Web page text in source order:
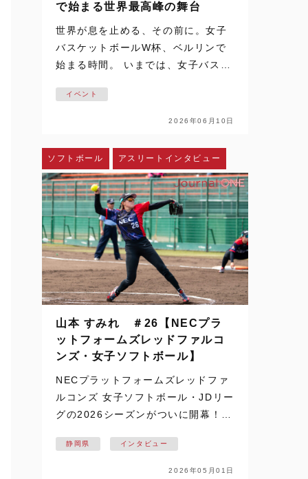
で始まる世界最高峰の舞台
世界が息を止める、その前に。女子
バスケットボールW杯、ベルリンで
始まる時間。 いまでは、女子バスケ
配信、SNSを通じて日常の風景にな
った。ハイライトや切り取られた一
る。さらに、時差のある国か…
イベント
2026年06月10日
ソフトボール アスリートインタビュー
山本 すみれ ＃26【NECプラ
ットフォームズレッドファルコ
ンズ・女子ソフトボール】
NECプラットフォームズレッドファ
ルコンズ 女子ソフトボール・JDリー
グの2026シーズンがついに開幕！！
の日本一を目指す【NECプラットフ
ォームズレッドファルコンズ】の戦
静岡県 インタビュー
2026年05月01日